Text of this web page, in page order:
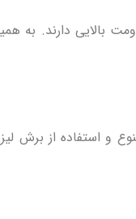
بالایی دارند. به
استفاده از برش